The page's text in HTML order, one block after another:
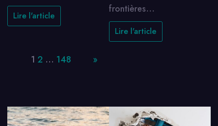
Lire l'article
frontières…
Lire l'article
1 2 … 148 »